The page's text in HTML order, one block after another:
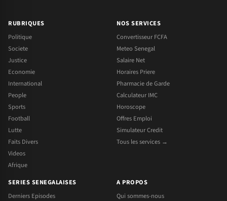
RUBRIQUES
Politique
Societe
Justice
Economie
International
People
Sports
Football
Lutte
Faits Divers
Videos
Afrique
NOS SERVICES
Convertisseur FCFA
Meteo Senegal
Salaire Net
Horaires Priere
Pharmacie de Garde
Calculateur IMC
Horoscope
Offres Emploi
Simulateur Credit
Tous les services →
SERIES SENEGALAISES
Derniers Episodes
A PROPOS
Qui sommes-nous